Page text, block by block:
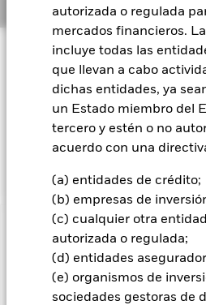
autorizada o regulada
mercados financieros.
incluye todas las
que llevan a cabo
dichas entidades, ya
un Estado miembro del
tercero y estén o no
acuerdo con una
(a) entidades de crédito;
(b) empresas de
(c) cualquier otra
autorizada o regulada;
(d) entidades
(e) organismos de
sociedades gestoras de
Información general
Filosofía de inversión
La Clase de acciones trata de
un índice compuesto por
estadounidenses de gran
tienen características de
general de renta variable
INFORMACIÓN IMPORTANTE:
de las inversiones y los ingresos
subir o bajar, y no están
inversores no recuperen la